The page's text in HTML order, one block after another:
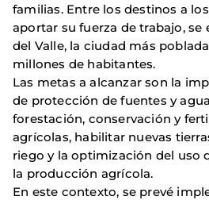
familias. Entre los destinos a
aportar su fuerza de trabajo, se
del Valle, la ciudad más
millones de habitantes.
Las metas a alcanzar son la
de protección de fuentes y
forestación, conservación y
agrícolas, habilitar nuevas
riego y la optimización del uso
la producción agrícola.
En este contexto, se prevé